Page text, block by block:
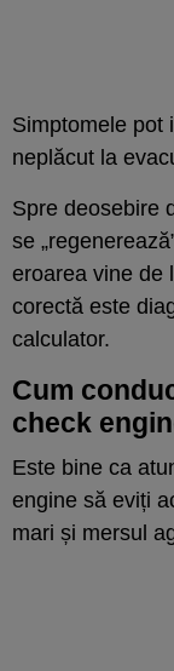
Simptomele pot
neplăcut la
Spre deosebire
se
eroarea vine de
corectă este
calculator.
Cum
check
Este bine ca
engine să eviți
mari și mersul